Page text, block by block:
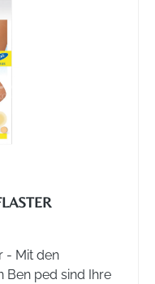
- Mit den
Ben ped sind Ihre